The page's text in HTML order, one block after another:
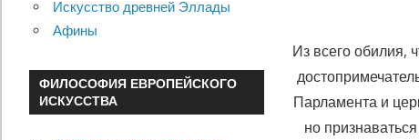
Из всего обилия,
Парламента и
но
Искусство древней Эллады
Афины
ФИЛОСОФИЯ ЕВРОПЕЙСКОГО
ИСКУССТВА